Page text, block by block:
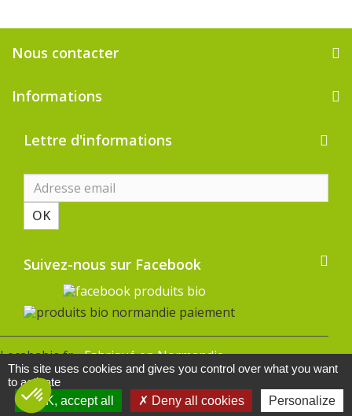
Nous contacter
Informations
Lecababio.fr -Fabriqué en Normandie
Lettre d'informations
OK
Suivez-nous sur Facebook
This site uses cookies and gives you control over what you want
to activate
OK, accept all
Deny all cookies Personalize